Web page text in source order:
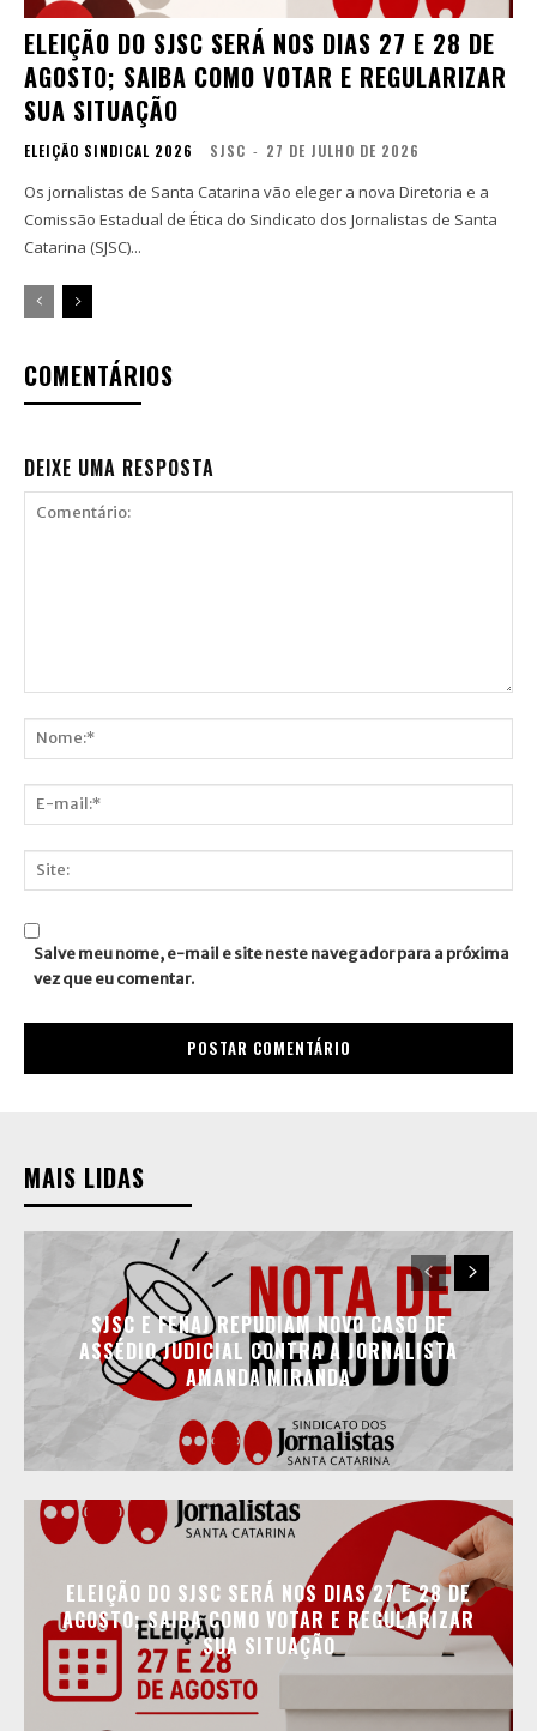
ELEIÇÃO DO SJSC SERÁ NOS DIAS 27 E 28 DE
AGOSTO; SAIBA COMO VOTAR E REGULARIZAR
SUA SITUAÇÃO
ELEIÇÃO SINDICAL 2026 SJSC - 27 DE JULHO DE 2026
Os jornalistas de Santa Catarina vão eleger a nova Diretoria e a
Comissão Estadual de Ética do Sindicato dos Jornalistas de Santa
Catarina (SJSC)...
COMENTÁRIOS
DEIXE UMA RESPOSTA
mail:*
Salve meu nome, e-mail e site neste navegador para a próxima
vez que eu comentar.
MAIS LIDAS
SJSC E FENAJ REPUDIAM NOVO CASO DE
ASSÉDIO JUDICIAL CONTRA A JORNALISTA
AMANDA MIRANDA
ELEIÇÃO DO SJSC SERÁ NOS DIAS 27 E 28 DE
AGOSTO; SAIBA COMO VOTAR E REGULARIZAR
SUA SITUAÇÃO